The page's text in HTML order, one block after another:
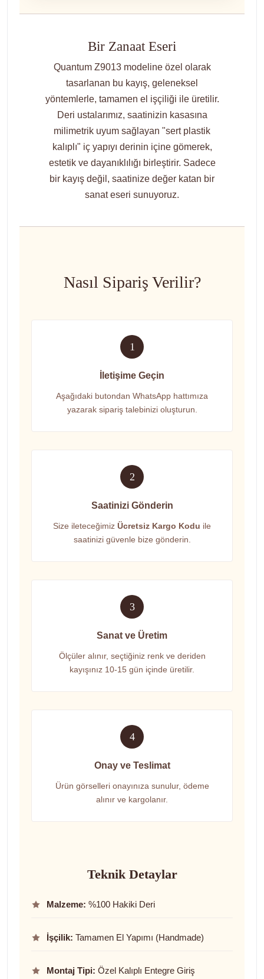
Bir Zanaat Eseri
Quantum Z9013 modeline özel olarak
tasarlanan bu kayış, geleneksel
yöntemlerle, tamamen el işçiliği ile üretilir.
Deri ustalarımız, saatinizin kasasına
milimetrik uyum sağlayan "sert plastik
kalıplı" iç yapıyı derinin içine gömerek,
estetik ve dayanıklılığı birleştirir. Sadece
bir kayış değil, saatinize değer katan bir
sanat eseri sunuyoruz.
Nasıl Sipariş Verilir?
1
İletişime Geçin
Aşağıdaki butondan WhatsApp hattımıza
yazarak sipariş talebinizi oluşturun.
2
Saatinizi Gönderin
Size ileteceğimiz Ücretsiz Kargo Kodu ile
saatinizi güvenle bize gönderin.
3
Sanat ve Üretim
Ölçüler alınır, seçtiğiniz renk ve deriden
kayışınız 10-15 gün içinde üretilir.
4
Onay ve Teslimat
Ürün görselleri onayınıza sunulur, ödeme
alınır ve kargolanır.
Teknik Detaylar
Malzeme: %100 Hakiki Deri
İşçilik: Tamamen El Yapımı (Handmade)
Montaj Tipi: Özel Kalıplı Entegre Giriş